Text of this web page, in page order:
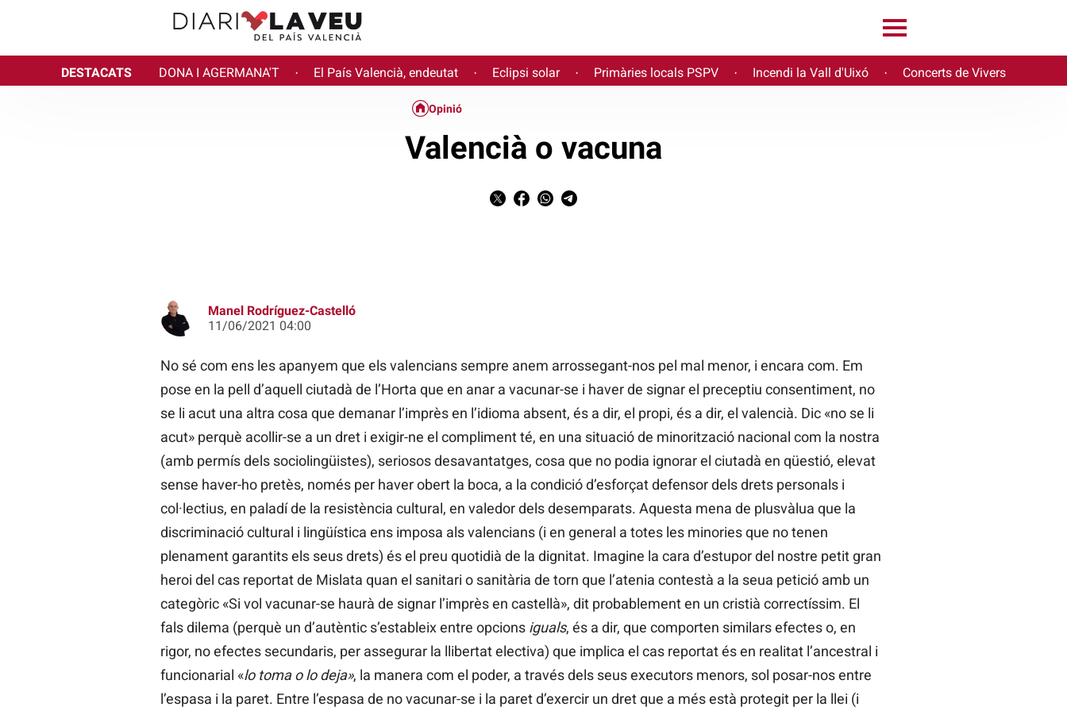
DESTACATS DONA I AGERMANA'T · El País Valencià, endeutat · Eclipsi solar · Primàries locals PSPV · Incendi la Vall d'Uixó · Concerts de Vivers
Opinió
Valencià o vacuna
Manel Rodríguez-Castelló
11/06/2021 04:00
No sé com ens les apanyem que els valencians sempre anem arrossegant-nos pel mal menor, i encara com. Em
pose en la pell d’aquell ciutadà de l’Horta que en anar a vacunar-se i haver de signar el preceptiu consentiment, no
se li acut una altra cosa que demanar l’imprès en l’idioma absent, és a dir, el propi, és a dir, el valencià. Dic «no se li
acut» perquè acollir-se a un dret i exigir-ne el compliment té, en una situació de minorització nacional com la nostra
(amb permís dels sociolingüistes), seriosos desavantatges, cosa que no podia ignorar el ciutadà en qüestió, elevat
sense haver-ho pretès, només per haver obert la boca, a la condició d’esforçat defensor dels drets personals i
col·lectius, en paladí de la resistència cultural, en valedor dels desemparats. Aquesta mena de plusvàlua que la
discriminació cultural i lingüística ens imposa als valencians (i en general a totes les minories que no tenen
plenament garantits els seus drets) és el preu quotidià de la dignitat. Imagine la cara d’estupor del nostre petit gran
heroi del cas reportat de Mislata quan el sanitari o sanitària de torn que l’atenia contestà a la seua petició amb un
categòric «Si vol vacunar-se haurà de signar l’imprès en castellà», dit probablement en un cristià correctíssim. El
fals dilema (perquè un d’autèntic s’estableix entre opcions iguals, és a dir, que comporten similars efectes o, en
rigor, no efectes secundaris, per assegurar la llibertat electiva) que implica el cas reportat és en realitat l’ancestral i
funcionarial «lo toma o lo deja», la manera com el poder, a través dels seus executors menors, sol posar-nos entre
l’espasa i la paret. Entre l’espasa de no vacunar-se i la paret d’exercir un dret que a més està protegit per la llei (i